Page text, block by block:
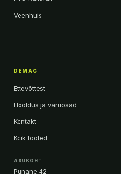
Veenhuis
DEMAG
Ettevõttest
Hooldus ja varuosad
Kontakt
Kõik tooted
ASUKOHT
Punane 42